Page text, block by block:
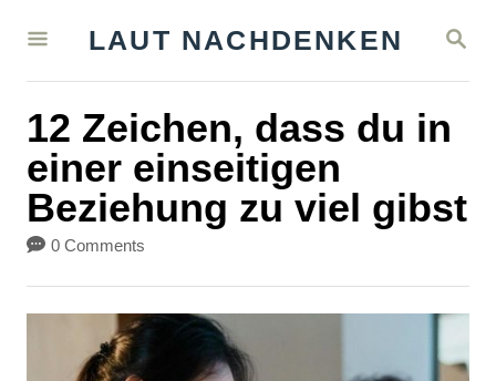
S
A
C
LAUT NACHDENKEN
12 Zeichen, dass du in
einer einseitigen
Beziehung zu viel gibst
0 Comments